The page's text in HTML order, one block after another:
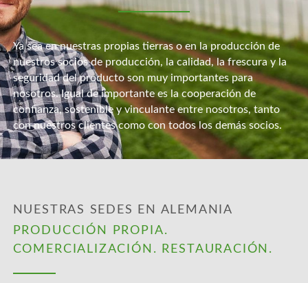
Ya sea en nuestras propias tierras o en la producción de
nuestros socios de producción, la calidad, la frescura y la
seguridad del producto son muy importantes para
nosotros. Igual de importante es la cooperación de
confianza, sostenible y vinculante entre nosotros, tanto
con nuestros clientes como con todos los demás socios.
NUESTRAS SEDES EN ALEMANIA
PRODUCCIÓN PROPIA.
COMERCIALIZACIÓN. RESTAURACIÓN.